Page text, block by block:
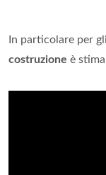
In particolare per
costruzione è